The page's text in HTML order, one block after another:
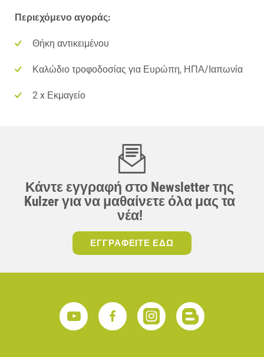
Περιεχόμενο αγοράς:
Θήκη αντικειμένου
Καλώδιο τροφοδοσίας για Ευρώπη, ΗΠΑ/Ιαπωνία
2 x Εκμαγείο
Κάντε εγγραφή στο Newsletter της
Kulzer για να μαθαίνετε όλα μας τα
νέα!
ΕΓΓΡΑΦΕΙΤΕ ΕΔΩ